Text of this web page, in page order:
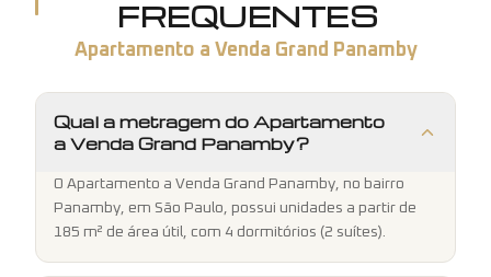
FREQUENTES
Apartamento a Venda Grand Panamby
Qual a metragem do Apartamento
a Venda Grand Panamby?
O Apartamento a Venda Grand Panamby, no bairro
Panamby, em São Paulo, possui unidades a partir de
185 m² de área útil, com 4 dormitórios (2 suítes).